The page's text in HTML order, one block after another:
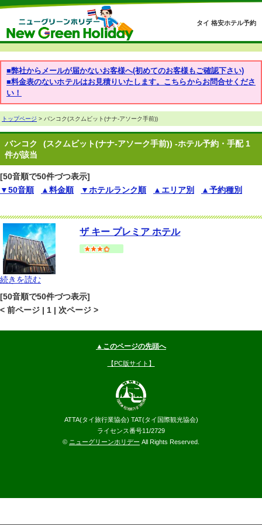
タイ 格安ホテル予約
■弊社からメールが届かないお客様へ(初めてのお客様もご確認下さい)
■料金表のないホテルはお見積りいたします。こちらからお問合せくださ
い！
トップページ > バンコク(スクムビット(ナナ-アソーク手前))
バンコク
(スクムビット(ナナ-アソーク手前)) -ホテル予約・手配 1
件が該当
[50音順で50件づつ表示]
▼50音順
▲料金順 ▼ホテルランク順 ▲エリア別 ▲予約種別
ザ キー プレミア ホテル
続きを読む
[50音順で50件づつ表示]
< 前ページ | 1 | 次ページ >
▲このページの先頭へ
【PC版サイト】
ATTA(タイ旅行業協会) TAT(タイ国際観光協会)
ライセンス番号11/2729
© ニューグリーンホリデー All Rights Reserved.